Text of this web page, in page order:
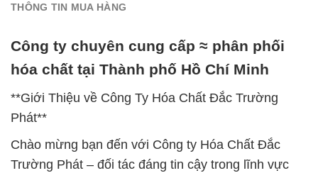
THÔNG TIN MUA HÀNG
Công ty chuyên cung cấp ≈ phân phối
hóa chất tại Thành phố Hồ Chí Minh
**Giới Thiệu về Công Ty Hóa Chất Đắc Trường
Phát**
Chào mừng bạn đến với Công ty Hóa Chất Đắc
Trường Phát – đối tác đáng tin cậy trong lĩnh vực